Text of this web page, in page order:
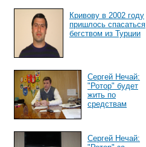
Кривову в 2002 году
пришлось спасаться
бегством из Турции
Сергей Нечай:
"Ротор" будет
жить по
средствам
Сергей Нечай: